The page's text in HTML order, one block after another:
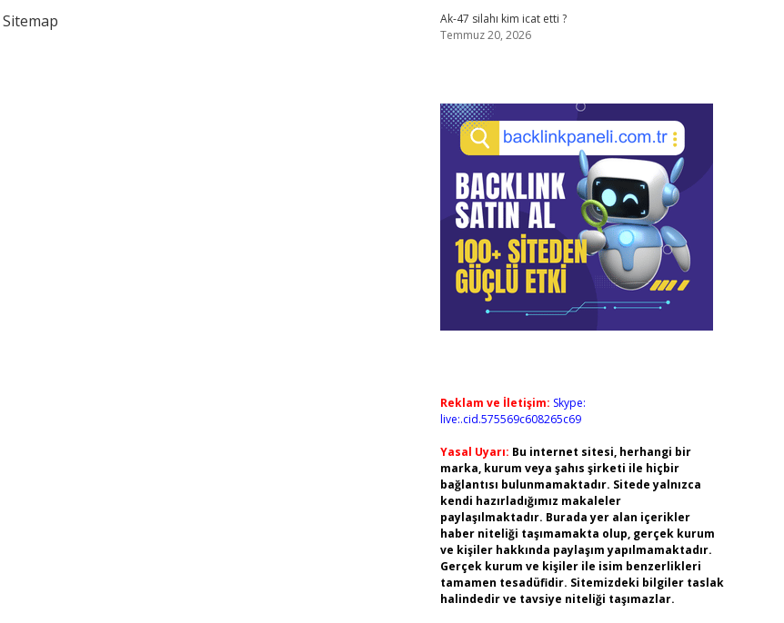
Sitemap
Ak-47 silahı kim icat etti ?
Temmuz 20, 2026
Reklam ve İletişim: Skype:
live:.cid.575569c608265c69
Yasal Uyarı: Bu internet sitesi, herhangi bir
marka, kurum veya şahıs şirketi ile hiçbir
bağlantısı bulunmamaktadır. Sitede yalnızca
kendi hazırladığımız makaleler
paylaşılmaktadır. Burada yer alan içerikler
haber niteliği taşımamakta olup, gerçek kurum
ve kişiler hakkında paylaşım yapılmamaktadır.
Gerçek kurum ve kişiler ile isim benzerlikleri
tamamen tesadüfidir. Sitemizdeki bilgiler taslak
halindedir ve tavsiye niteliği taşımazlar.